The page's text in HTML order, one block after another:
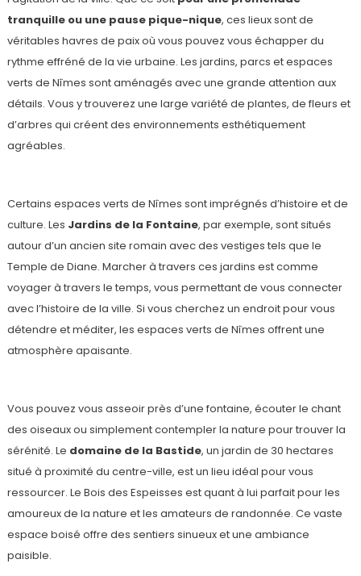
tranquille ou une pause pique-nique, ces lieux sont de
véritables havres de paix où vous pouvez vous échapper du
rythme effréné de la vie urbaine. Les jardins, parcs et espaces
verts de Nîmes sont aménagés avec une grande attention aux
détails. Vous y trouverez une large variété de plantes, de fleurs et
d’arbres qui créent des environnements esthétiquement
agréables.
Certains espaces verts de Nîmes sont imprégnés d’histoire et de
culture. Les Jardins de la Fontaine, par exemple, sont situés
autour d’un ancien site romain avec des vestiges tels que le
Temple de Diane. Marcher à travers ces jardins est comme
voyager à travers le temps, vous permettant de vous connecter
avec l’histoire de la ville. Si vous cherchez un endroit pour vous
détendre et méditer, les espaces verts de Nîmes offrent une
atmosphère apaisante.
Vous pouvez vous asseoir près d’une fontaine, écouter le chant
des oiseaux ou simplement contempler la nature pour trouver la
sérénité. Le domaine de la Bastide, un jardin de 30 hectares
situé à proximité du centre-ville, est un lieu idéal pour vous
ressourcer. Le Bois des Espeisses est quant à lui parfait pour les
amoureux de la nature et les amateurs de randonnée. Ce vaste
espace boisé offre des sentiers sinueux et une ambiance
paisible.